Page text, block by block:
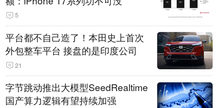
5
平台都不自己造了！本田史上首次
外包整车平台 接盘的是印度公司
21
字节跳动推出大模型SeedRealtime
国产算力逻辑有望持续加强